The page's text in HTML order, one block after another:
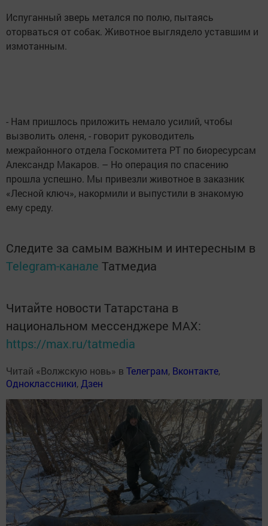
Испуганный зверь метался по полю, пытаясь
оторваться от собак. Животное выглядело уставшим и
измотанным.
- Нам пришлось приложить немало усилий, чтобы
вызволить оленя, - говорит руководитель
межрайонного отдела Госкомитета РТ по биоресурсам
Александр Макаров. – Но операция по спасению
прошла успешно. Мы привезли животное в заказник
«Лесной ключ», накормили и выпустили в знакомую
ему среду.
Следите за самым важным и интересным в
Telegram-канале Татмедиа
Читайте новости Татарстана в
национальном мессенджере MАХ:
https://max.ru/tatmedia
Читай «Волжскую новь» в Телеграм, Вконтакте,
Одноклассники, Дзен